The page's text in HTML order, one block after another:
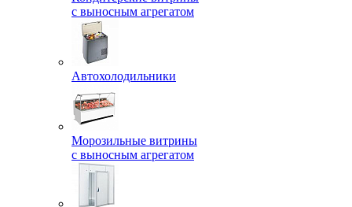
с выносным агрегатом
Автохолодильники
Морозильные витрины
с выносным агрегатом